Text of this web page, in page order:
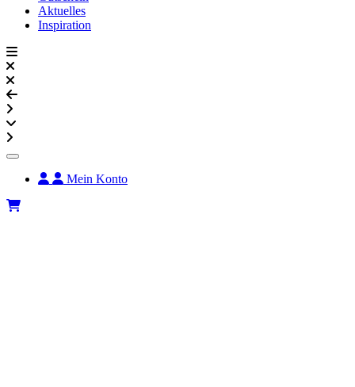
Aktuelles
Inspiration
Mein Konto